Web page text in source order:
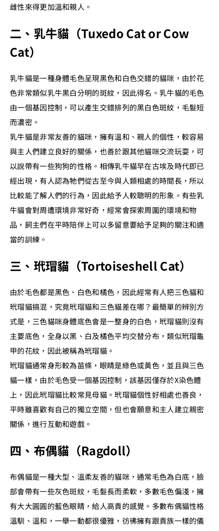
雌性來得更加溫和親人。
二、乳牛貓（Tuxedo Cat or Cow
Cat）
乳牛貓是一種身體毛色呈現黑色和白色交錯的貓咪，由於花
色非常類似乳牛黑白分明的斑紋，因此得名。乳牛貓的毛色
由一個基因控制，可以產生交錯排列的黑白色斑紋，毛髮短
而濃密。
乳牛貓是非常友善的貓咪，擁有溫和、親人的個性，較容易
與主人們建立良好的關係，也善於跟其他貓咪交流玩耍，可
以說帶有一些狗狗的性格。相傳乳牛貓早在古埃及時代即已
經出現，有人認為牠們從古至今與人類相處的時間長，所以
比較能了解人們的行為，因此給予人較聰明的形象。有些乳
牛貓會對周遭環境非常好奇，經常會探索周圍的環境和物
品，飼主們在平時陪伴上可以多留意要給予足夠的關注和適
當的訓練。
三、玳瑁貓（Tortoiseshell Cat）
由於毛色都是黑色、白色和橘色，因此經常有人把三色貓和
玳瑁貓搞混，究竟玳瑁貓和三色貓差在哪？最簡單的辨別方
式是，三色貓咪身體底色會是一整身的白色，玳瑁貓則沒有
主要底色，全身以黑、白及橘色平均交替分布，類似玳瑁龜
甲的花紋，因此被稱為玳瑁貓。
玳瑁貓通常身形較為苗條，眼睛是綠色或黃色，並且與三色
貓一樣，由於毛色受一個基因控制，該基因僅存於X染色體
上，因此玳瑁貓比較常見母貓。玳瑁貓個性好相處也善良，
平時雖喜歡有自己的獨立空間，但也會願意和主人建立親密
關係，進行互動和遊戲。
四、布偶貓（Ragdoll）
布偶貓是一種大型、溫柔友善的貓咪，通常毛色為白底，臉
部會帶有一些灰色斑紋，毛髮長而柔軟，多數毛色偏淺，擁
有大大圓圓的藍色眼睛，給人高貴的感覺。多數布偶貓性格
溫馴、溫和，一舉一動都很優雅，彷彿擁有跟貴族一樣的儀